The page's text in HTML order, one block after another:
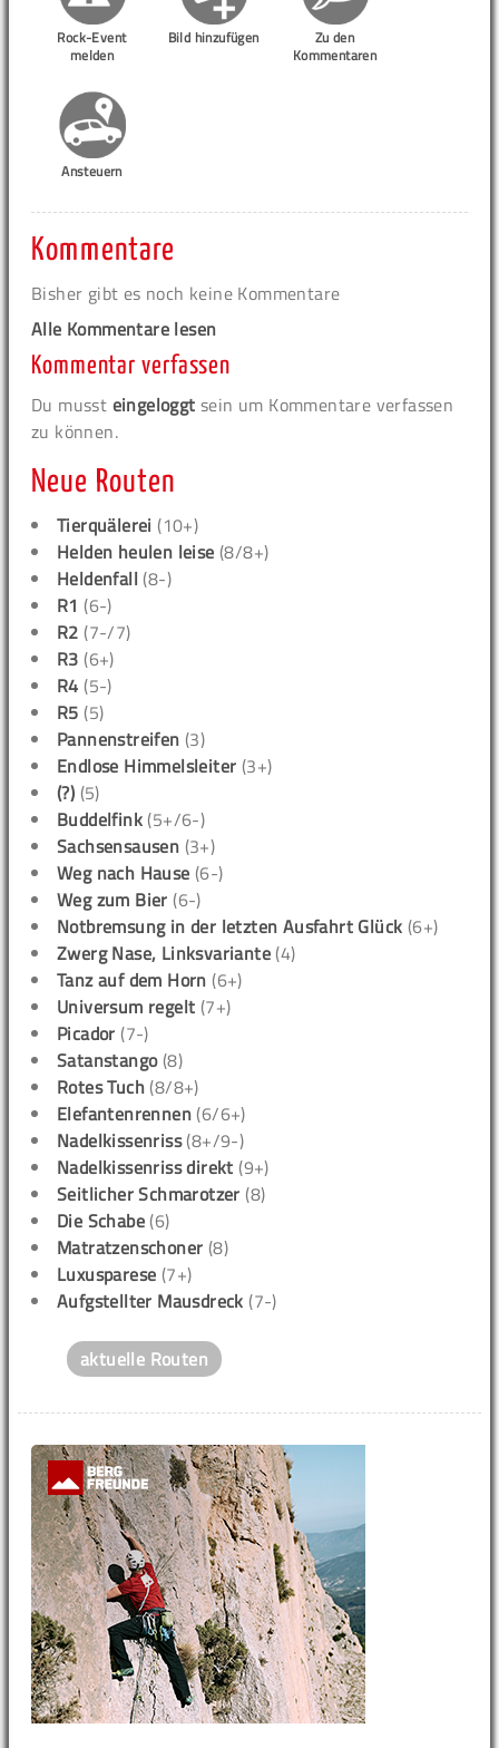
Rock-Event
melden
Bild hinzufügen
Zu den
Kommentaren
Ansteuern
Kommentare
Bisher gibt es noch keine Kommentare
Alle Kommentare lesen
Kommentar verfassen
Du musst eingeloggt sein um Kommentare verfassen
zu können.
Neue Routen
Tierquälerei (10+)
Helden heulen leise (8/8+)
Heldenfall (8-)
R1 (6-)
R2 (7-/7)
R3 (6+)
R4 (5-)
R5 (5)
Pannenstreifen (3)
Endlose Himmelsleiter (3+)
(?) (5)
Buddelfink (5+/6-)
Sachsensausen (3+)
Weg nach Hause (6-)
Weg zum Bier (6-)
Notbremsung in der letzten Ausfahrt Glück (6+)
Zwerg Nase, Linksvariante (4)
Tanz auf dem Horn (6+)
Universum regelt (7+)
Picador (7-)
Satanstango(8)
Rotes Tuch (8/8+)
Elefantenrennen (6/6+)
Nadelkissenriss(8+/9-)
Nadelkissenriss direkt (9+)
Seitlicher Schmarotzer (8)
Die Schabe (6)
Matratzenschoner (8)
Luxusparese (7+)
Aufgstellter Mausdreck (7-)
aktuelle Routen